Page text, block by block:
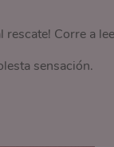
Corre a
sensación.